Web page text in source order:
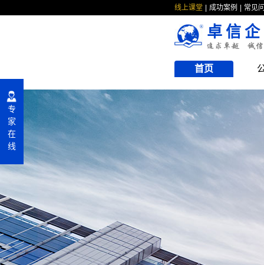
线上课堂 成功案例 常见
卓信
首页
专
家
在
线